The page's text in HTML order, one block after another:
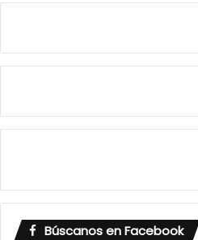
Búscanos en Facebook